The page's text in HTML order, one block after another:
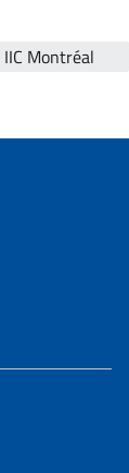
IIC Montréal